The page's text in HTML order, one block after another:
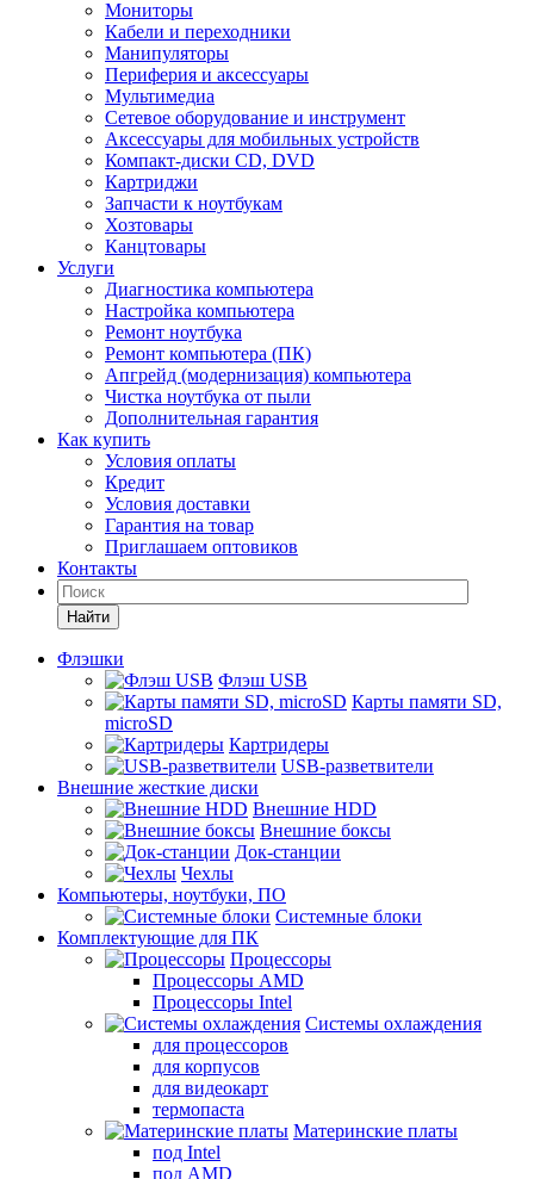
Мониторы
Кабели и переходники
Манипуляторы
Периферия и аксессуары
Мультимедиа
Сетевое оборудование и инструмент
Аксессуары для мобильных устройств
Компакт-диски CD, DVD
Картриджи
Запчасти к ноутбукам
Хозтовары
Канцтовары
Услуги
Диагностика компьютера
Настройка компьютера
Ремонт ноутбука
Ремонт компьютера (ПК)
Апгрейд (модернизация) компьютера
Чистка ноутбука от пыли
Дополнительная гарантия
Как купить
Условия оплаты
Кредит
Условия доставки
Гарантия на товар
Приглашаем оптовиков
Контакты
Найти
Флэшки
Флэш USB
Карты памяти SD,
microSD
Картридеры
USB-разветвители
Внешние жесткие диски
Внешние HDD
Внешние боксы
Док-станции
Чехлы
Компьютеры, ноутбуки, ПО
Системные блоки
Комплектующие для ПК
Процессоры
Процессоры AMD
Процессоры Intel
Системы охлаждения
для процессоров
для корпусов
для видеокарт
термопаста
Материнские платы
под Intel
под AMD